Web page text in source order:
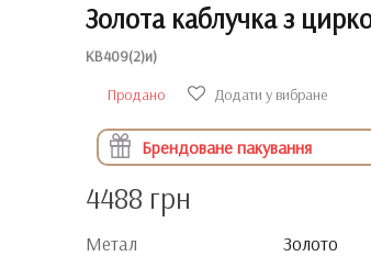
Золота каблучка з
КВ409(2)и)
Продано
Додати у вибране
Брендоване пакування
4488 грн
Метал
Золото